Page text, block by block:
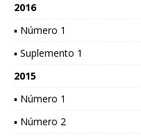
2016
▪ Número 1
▪ Suplemento 1
2015
▪ Número 1
▪ Número 2